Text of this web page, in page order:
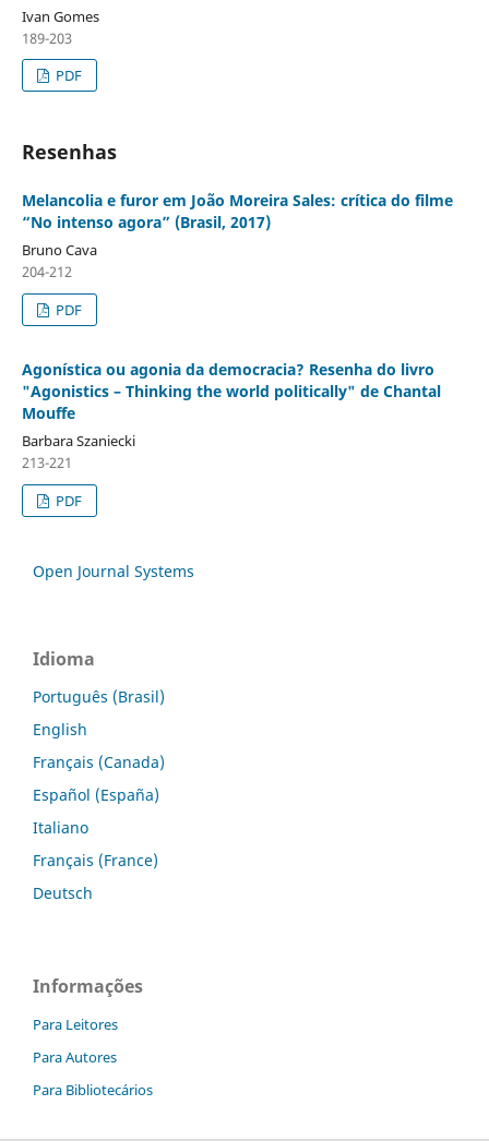
Ivan Gomes
189-203
PDF
Resenhas
Melancolia e furor em João Moreira Sales: crítica do filme
“No intenso agora” (Brasil, 2017)
Bruno Cava
204-212
PDF
Agonística ou agonia da democracia? Resenha do livro
"Agonistics – Thinking the world politically" de Chantal
Mouffe
Barbara Szaniecki
213-221
PDF
Open Journal Systems
Idioma
Português (Brasil)
English
Français (Canada)
Español (España)
Italiano
Français (France)
Deutsch
Informações
Para Leitores
Para Autores
Para Bibliotecários